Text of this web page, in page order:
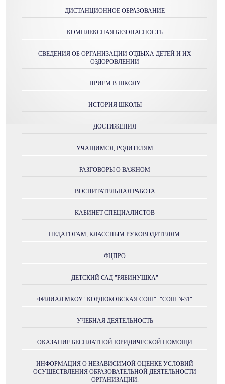
ДИСТАНЦИОННОЕ ОБРАЗОВАНИЕ
КОМПЛЕКСНАЯ БЕЗОПАСНОСТЬ
СВЕДЕНИЯ ОБ ОРГАНИЗАЦИИ ОТДЫХА ДЕТЕЙ И ИХ
ОЗДОРОВЛЕНИИ
ПРИЕМ В ШКОЛУ
ИСТОРИЯ ШКОЛЫ
ДОСТИЖЕНИЯ
УЧАЩИМСЯ, РОДИТЕЛЯМ
РАЗГОВОРЫ О ВАЖНОМ
ВОСПИТАТЕЛЬНАЯ РАБОТА
КАБИНЕТ СПЕЦИАЛИСТОВ
ПЕДАГОГАМ, КЛАССНЫМ РУКОВОДИТЕЛЯМ.
ФЦПРО
ДЕТСКИЙ САД "РЯБИНУШКА"
ФИЛИАЛ МКОУ "КОРДЮКОВСКАЯ СОШ" -"СОШ №31"
УЧЕБНАЯ ДЕЯТЕЛЬНОСТЬ
ОКАЗАНИЕ БЕСПЛАТНОЙ ЮРИДИЧЕСКОЙ ПОМОЩИ
ИНФОРМАЦИЯ О НЕЗАВИСИМОЙ ОЦЕНКЕ УСЛОВИЙ
ОСУЩЕСТВЛЕНИЯ ОБРАЗОВАТЕЛЬНОЙ ДЕЯТЕЛЬНОСТИ
ОРГАНИЗАЦИИ.